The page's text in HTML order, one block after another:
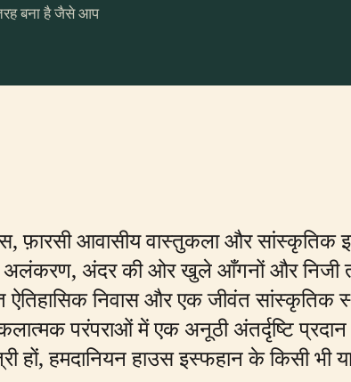
बना है जैसे आप
फ़ारसी आवासीय वास्तुकला और सांस्कृतिक
अलंकरण, अंदर की ओर खुले आँगनों और निजी
निवास और एक जीवंत सांस्कृतिक
कलात्मक परंपराओं में एक अनूठी अंतर्दृष्टि
हों, हमदानियन हाउस इस्फहान के किसी